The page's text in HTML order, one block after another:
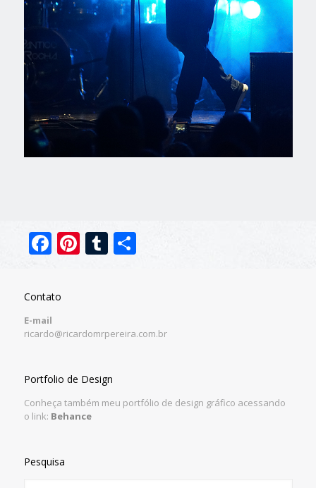
Facebook
Pinterest
Tumblr
Contato
E-mail
ricardo@ricardomrpereira.com.br
Portfolio de Design
Conheça também meu portfólio de design gráfico acessando
o link: Behance
Pesquisa